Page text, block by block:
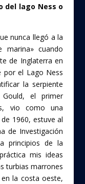
del lago Ness o
nunca llegó a la
marina» cuando
de Inglaterra en
por el Lago Ness
la serpiente
el primer
vio como una
1960, estuve al
de Investigación
principios de la
mis ideas
turbias marrones
la costa oeste,